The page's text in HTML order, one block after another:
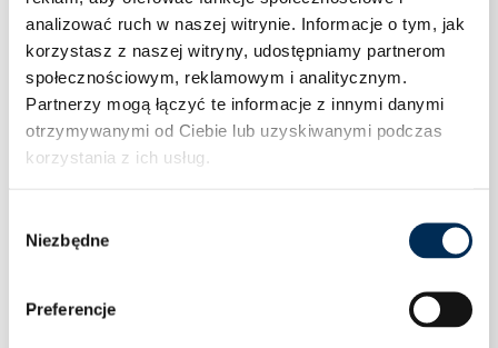
analizować ruch w naszej witrynie. Informacje o tym, jak
korzystasz z naszej witryny, udostępniamy partnerom
społecznościowym, reklamowym i analitycznym.
Partnerzy mogą łączyć te informacje z innymi danymi
otrzymywanymi od Ciebie lub uzyskiwanymi podczas
korzystania z ich usług.
zgody
Niezbędne
Preferencje
jednostka zewnętrzna VO35Xo